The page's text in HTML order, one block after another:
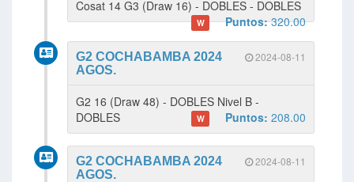
Cosat 14 G3 (Draw 16) - DOBLES - DOBLES
W Puntos:320.00
2024-08-11
G2 COCHABAMBA 2024
AGOS.
G2 16 (Draw 48) - DOBLES Nivel B -
DOBLES
W Puntos: 208.00
2024-08-11
G2 COCHABAMBA 2024
AGOS.